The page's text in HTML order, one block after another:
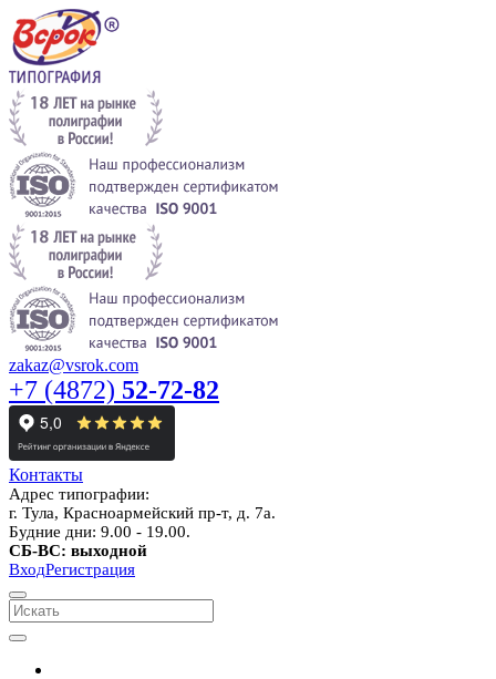
zakaz@vsrok.com
+7 (4872) 52-72-82
Контакты
Адрес типографии:
г. Тула, Красноармейский пр-т, д. 7а.
Будние дни: 9.00 - 19.00.
СБ-ВС: выходной
ВходРегистрация